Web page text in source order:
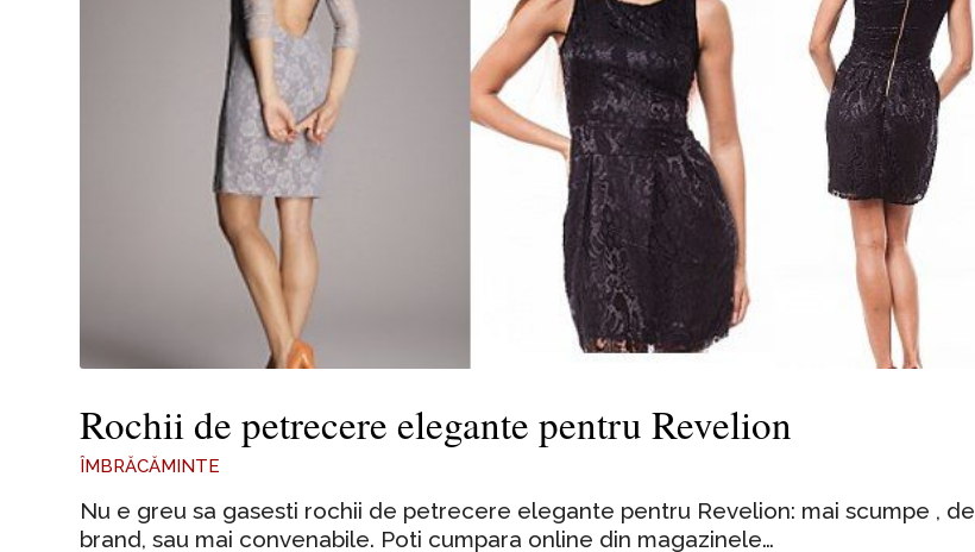
Rochii de petrecere elegante pentru Revelion
ÎMBRĂCĂMINTE
Nu e greu sa gasesti rochii de petrecere elegante pentru Revelion: mai scumpe , de
brand, sau mai convenabile. Poti cumpara online din magazinele…